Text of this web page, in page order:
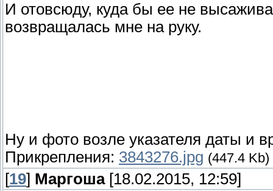
И отовсюду, куда бы ее не
возвращалась мне на руку.
Ну и фото возле указателя даты и
Прикрепления: 3843276.jpg (447.4 Kb)
[19] Маргоша[18.02.2015, 12:59]